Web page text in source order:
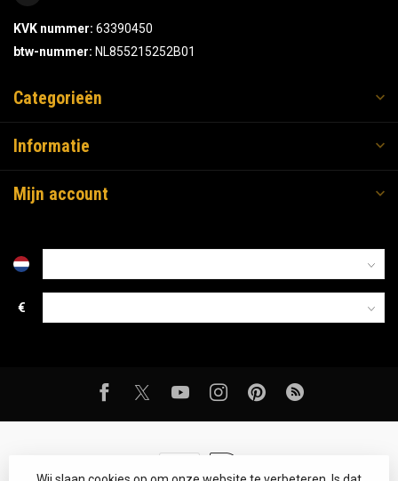
KVK nummer: 63390450
btw-nummer: NL855215252B01
Categorieën
Informatie
Mijn account
€